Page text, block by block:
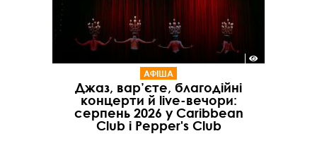
АФІША
Джаз, вар’єте, благодійні
концерти й live-вечори:
серпень 2026 у Caribbean
Club і Pepper's Club